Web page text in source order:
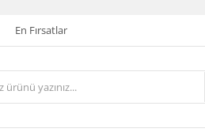
En Fırsatlar